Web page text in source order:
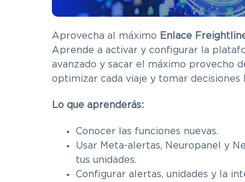
Aprovecha al máximo Enlace
Aprende a activar y configurar la
avanzado y sacar el máximo provecho
optimizar cada viaje y tomar decisiones
Lo que aprenderás:
Conocer las funciones nuevas.
Usar Meta-alertas, Neuropanel y
tus unidades.
Configurar alertas, unidades y la